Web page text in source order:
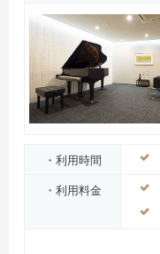
・利用時間
・利用料金